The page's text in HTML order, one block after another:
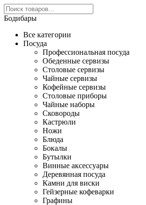
Бодибары
Все категории
Посуда
Профессиональная посуда
Обеденные сервизы
Столовые сервизы
Чайные сервизы
Кофейные сервизы
Столовые приборы
Чайные наборы
Сковороды
Кастрюли
Ножи
Блюда
Бокалы
Бутылки
Винные аксессуары
Деревянная посуда
Камни для виски
Гейзерные кофеварки
Графины